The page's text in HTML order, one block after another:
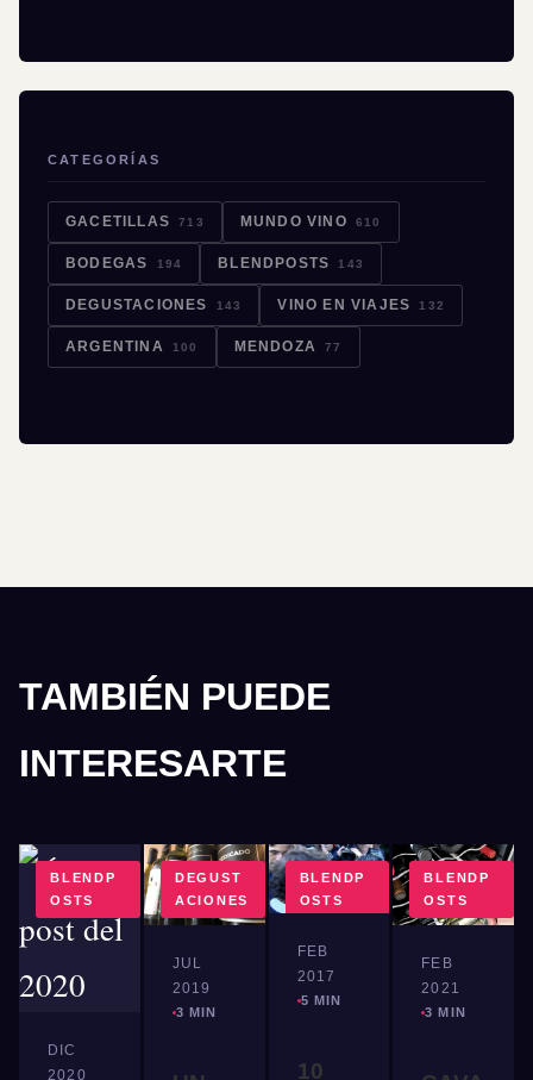
CATEGORÍAS
GACETILLAS 713 MUNDO VINO 610
BODEGAS 194 BLENDPOSTS 143
DEGUSTACIONES 143 VINO EN VIAJES 132
ARGENTINA 100 MENDOZA 77
TAMBIÉN PUEDE
INTERESARTE
BLENDP
OSTS
DIC
2020
DEGUST
ACIONES
JUL
2019
3 MIN
BLENDP
OSTS
FEB
2017
5 MIN
10
BLENDP
OSTS
FEB
2021
3 MIN